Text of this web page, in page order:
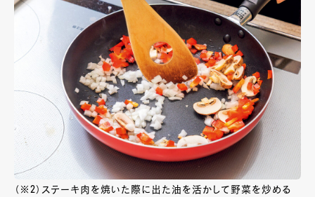
（※2）ステーキ肉を焼いた際に出た油を活かして野菜を炒める